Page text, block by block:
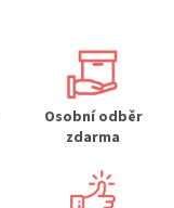
Osobní odběr
zdarma